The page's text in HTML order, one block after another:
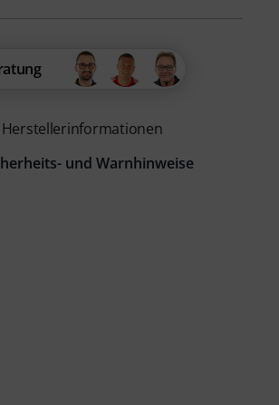
Herstellerinformationen
und Warnhinweise